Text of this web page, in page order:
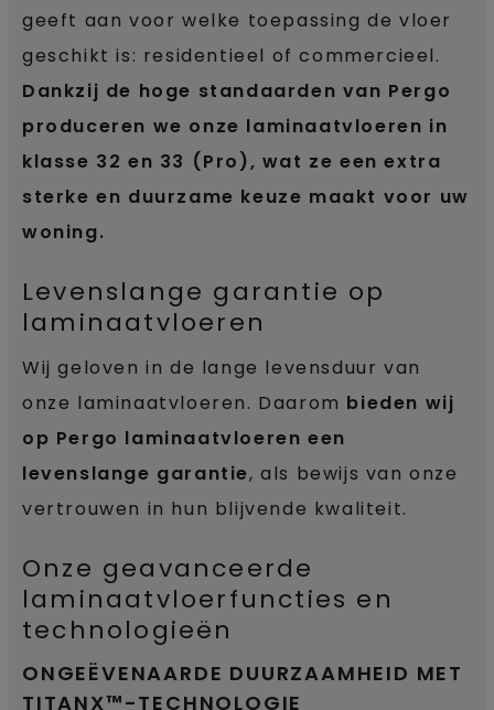
geeft aan voor welke toepassing de vloer
geschikt is: residentieel of commercieel.
Dankzij de hoge standaarden van Pergo
produceren we onze laminaatvloeren in
klasse 32 en 33 (Pro), wat ze een extra
sterke en duurzame keuze maakt voor uw
woning.
Levenslange garantie op
laminaatvloeren
Wij geloven in de lange levensduur van
onze laminaatvloeren. Daarom bieden wij
op Pergo laminaatvloeren een
levenslange garantie, als bewijs van onze
vertrouwen in hun blijvende kwaliteit.
Onze geavanceerde
laminaatvloerfuncties en
technologieën
ONGEËVENAARDE DUURZAAMHEID MET
TITANX™-TECHNOLOGIE